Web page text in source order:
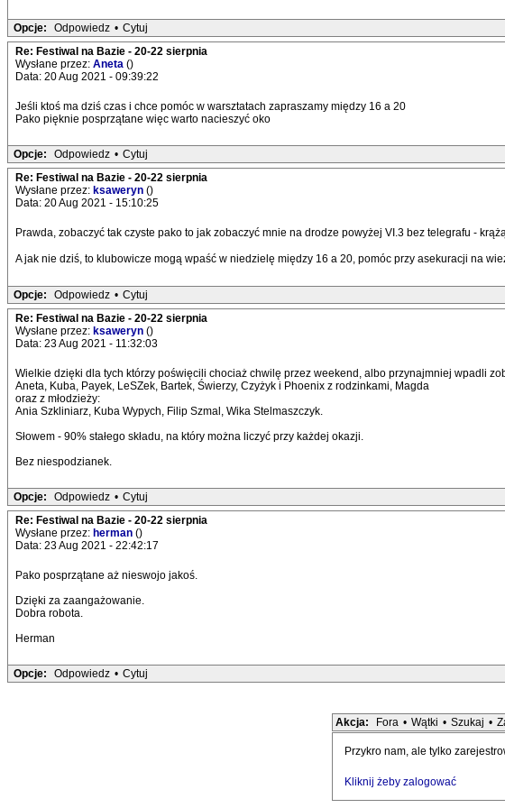
Opcje: Odpowiedz • Cytuj
Re: Festiwal na Bazie - 20-22 sierpnia
Wysłane przez: Aneta ()
Data: 20 Aug 2021 - 09:39:22
Jeśli ktoś ma dziś czas i chce pomóc w warsztatach zapraszamy między 16 a 20
Pako pięknie posprzątane więc warto nacieszyć oko
Opcje: Odpowiedz • Cytuj
Re: Festiwal na Bazie - 20-22 sierpnia
Wysłane przez: ksaweryn ()
Data: 20 Aug 2021 - 15:10:25
Prawda, zobaczyć tak czyste pako to jak zobaczyć mnie na drodze powyżej VI.3 bez telegrafu -
A jak nie dziś, to klubowicze mogą wpaść w niedzielę między 16 a 20, pomóc przy asekuracji na
Opcje: Odpowiedz • Cytuj
Re: Festiwal na Bazie - 20-22 sierpnia
Wysłane przez: ksaweryn ()
Data: 23 Aug 2021 - 11:32:03
Wielkie dzięki dla tych którzy poświęcili chociaż chwilę przez weekend, albo przynajmniej wpadli
Aneta, Kuba, Payek, LeSZek, Bartek, Świerzy, Czyżyk i Phoenix z rodzinkami, Magda
oraz z młodzieży:
Ania Szkliniarz, Kuba Wypych, Filip Szmal, Wika Stelmaszczyk.
Słowem - 90% stałego składu, na który można liczyć przy każdej okazji.
Bez niespodzianek.
Opcje: Odpowiedz • Cytuj
Re: Festiwal na Bazie - 20-22 sierpnia
Wysłane przez: herman ()
Data: 23 Aug 2021 - 22:42:17
Pako posprzątane aż nieswojo jakoś.
Dzięki za zaangażowanie.
Dobra robota.
Herman
Opcje: Odpowiedz • Cytuj
Akcja: Fora • Wątki • Szukaj •
Przykro nam, ale tylko
Kliknij żeby zalogować